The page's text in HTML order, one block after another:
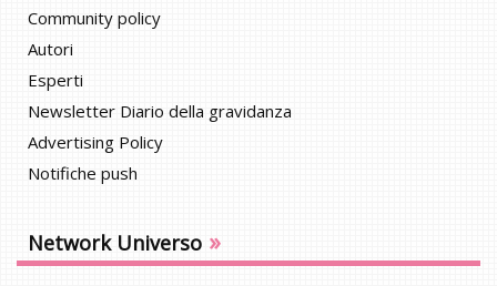
Community policy
Autori
Esperti
Newsletter Diario della gravidanza
Advertising Policy
Notifiche push
Network Universo »